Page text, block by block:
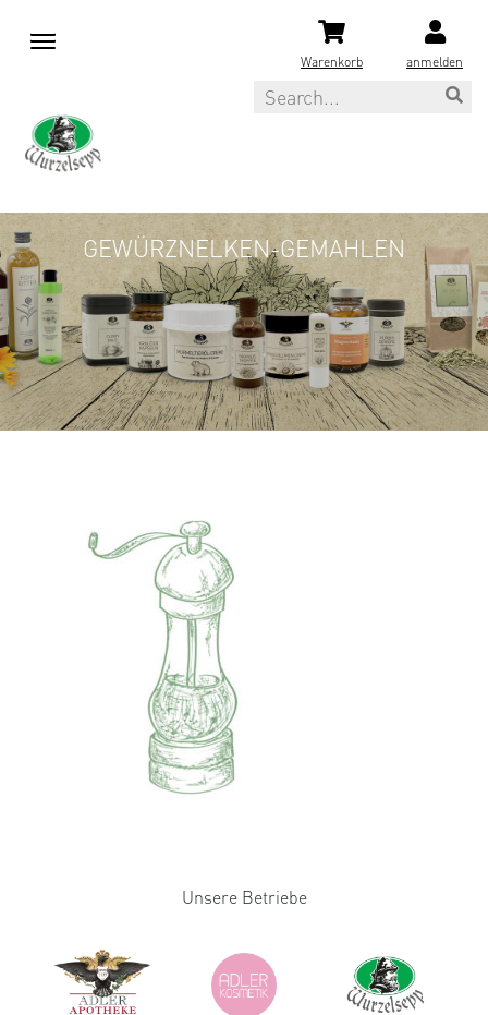
M
Warenkorb anmelden
Search
GEWÜRZNELKEN-GEMAHLEN
Unsere Betriebe